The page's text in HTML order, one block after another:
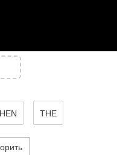
THE